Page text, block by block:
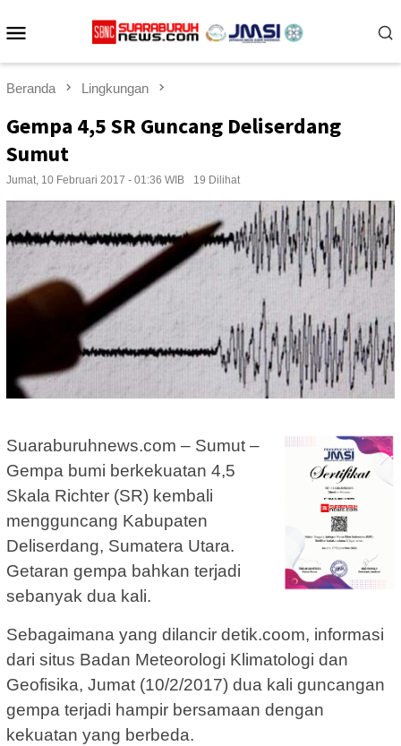
ke
Beranda Lingkungan
Gempa 4,5 SR Guncang Deliserdang
Sumut
Jumat, 10 Februari 2017 - 01:36 WIB 19 Dilihat
Suaraburuhnews.com – Sumut –
Gempa bumi berkekuatan 4,5
Skala Richter (SR) kembali
mengguncang Kabupaten
Deliserdang, Sumatera Utara.
Getaran gempa bahkan terjadi
sebanyak dua kali.
Sebagaimana yang dilancir detik.coom, informasi
dari situs Badan Meteorologi Klimatologi dan
Geofisika, Jumat (10/2/2017) dua kali guncangan
gempa terjadi hampir bersamaan dengan
kekuatan yang berbeda.